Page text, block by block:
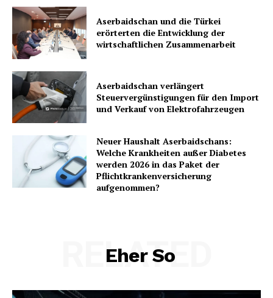
Aserbaidschan und die Türkei
erörterten die Entwicklung der
wirtschaftlichen Zusammenarbeit
Aserbaidschan verlängert
Steuervergünstigungen für den Import
und Verkauf von Elektrofahrzeugen
Neuer Haushalt Aserbaidschans:
Welche Krankheiten außer Diabetes
werden 2026 in das Paket der
Pflichtkrankenversicherung
aufgenommen?
Eher So
RELATED